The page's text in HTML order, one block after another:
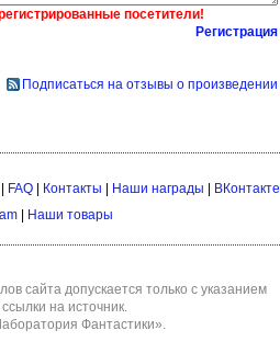
посетители!
Регистрация
Подписаться на отзывы о произведении
FAQ| Контакты | Наши награды | ВКонтакте
| Наши товары
сайта допускается только с указанием
на источник.
Фантастики»